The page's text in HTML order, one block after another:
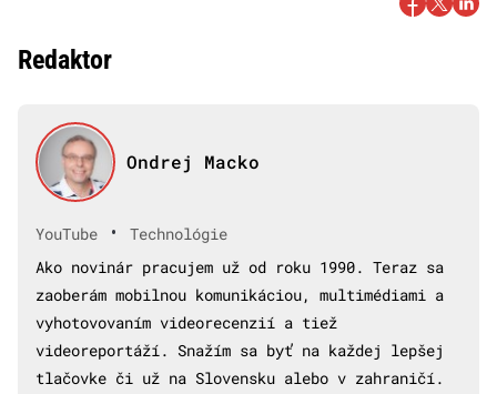
Redaktor
Ondrej Macko
YouTube •
Technológie
Ako novinár pracujem už od roku 1990. Teraz sa
zaoberám mobilnou komunikáciou, multimédiami a
vyhotovovaním videorecenzií a tiež
videoreportáží. Snažím sa byť na každej lepšej
tlačovke či už na Slovensku alebo v zahraničí.